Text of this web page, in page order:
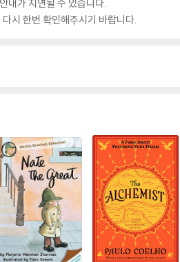
내가 지연될 수 있습니다.
시 한번 확인해주시기 바랍니다.